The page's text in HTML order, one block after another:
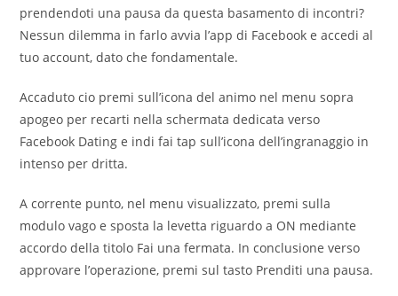
prendendoti una pausa da questa basamento di incontri?
Nessun dilemma in farlo avvia l’app di Facebook e accedi al
tuo account, dato che fondamentale.
Accaduto cio premi sull’icona del animo nel menu sopra
apogeo per recarti nella schermata dedicata verso
Facebook Dating e indi fai tap sull’icona dell’ingranaggio in
intenso per dritta.
A corrente punto, nel menu visualizzato, premi sulla
modulo vago e sposta la levetta riguardo a ON mediante
accordo della titolo Fai una fermata. In conclusione verso
approvare l’operazione, premi sul tasto Prenditi una pausa.